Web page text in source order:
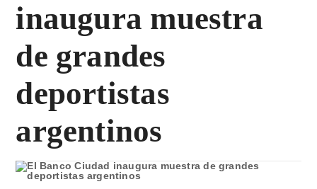
inaugura muestra
de grandes
deportistas
argentinos